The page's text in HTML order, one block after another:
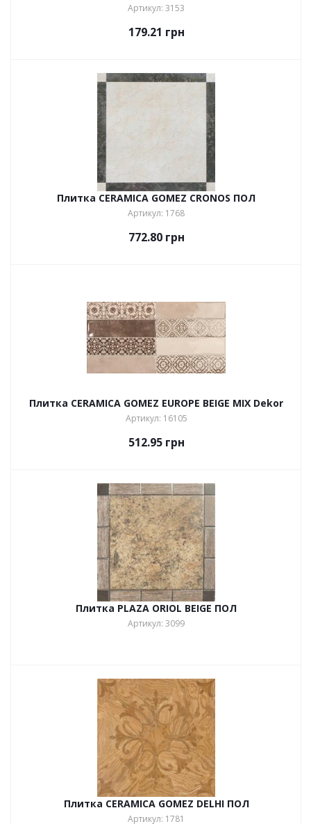
Артикул: 3153
179.21 грн
Плитка CERAMICA GOMEZ CRONOS ПОЛ
Артикул: 1768
772.80грн
Плитка CERAMICA GOMEZ EUROPE BEIGE MIX Dekor
Артикул: 16105
512.95грн
Плитка PLAZA ORIOL BEIGE ПОЛ
Артикул: 3099
Плитка CERAMICA GOMEZ DELHI ПОЛ
Артикул: 1781